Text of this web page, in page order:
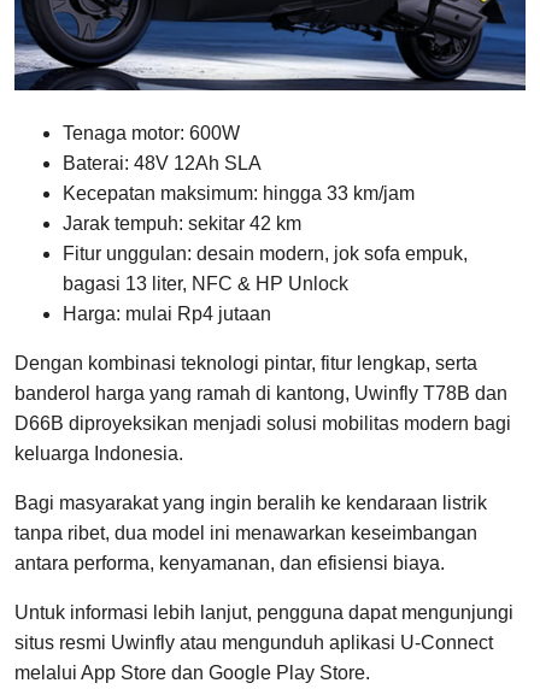
Tenaga motor: 600W
Baterai: 48V 12Ah SLA
Kecepatan maksimum: hingga 33 km/jam
Jarak tempuh: sekitar 42 km
Fitur unggulan: desain modern, jok sofa empuk,
bagasi 13 liter, NFC & HP Unlock
Harga: mulai Rp4 jutaan
Dengan kombinasi teknologi pintar, fitur lengkap, serta
banderol harga yang ramah di kantong, Uwinfly T78B dan
D66B diproyeksikan menjadi solusi mobilitas modern bagi
keluarga Indonesia.
Bagi masyarakat yang ingin beralih ke kendaraan listrik
tanpa ribet, dua model ini menawarkan keseimbangan
antara performa, kenyamanan, dan efisiensi biaya.
Untuk informasi lebih lanjut, pengguna dapat mengunjungi
situs resmi Uwinfly atau mengunduh aplikasi U-Connect
melalui App Store dan Google Play Store.